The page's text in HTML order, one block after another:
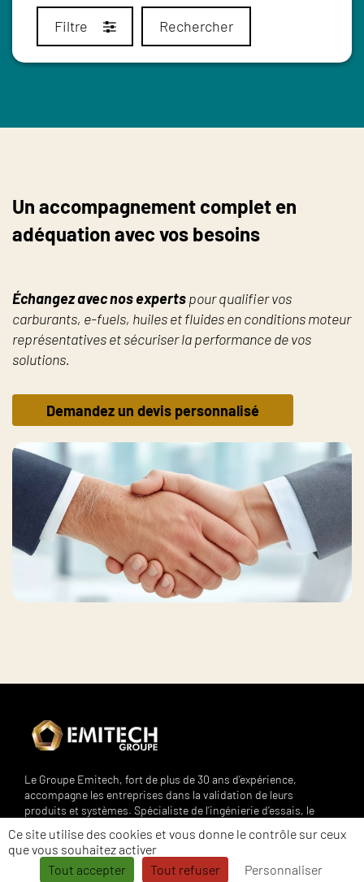
Ce site utilise des cookies et vous donne le contrôle sur ceux
que vous souhaitez activer
Tout accepter
Tout refuser Personnaliser
Filtre Rechercher
Un accompagnement complet en
adéquation avec vos besoins
Échangez avec nos expertspour qualifier vos
carburants, e-fuels, huiles et fluides en conditions moteur
représentatives et sécuriser la performance de vos
solutions.
Demandez un devis personnalisé
Le Groupe Emitech, fort de plus de 30 ans d’expérience,
accompagne les entreprises dans la validation de leurs
produits et systèmes. Spécialiste de l’ingénierie d’essais, le
l’ensemble des besoins en essais, ingénierie, conception de
bancs, métrologie et formation. Ses services s’adressent à
des secteurs exigeants tels que l’automobile, l’aéronautique,